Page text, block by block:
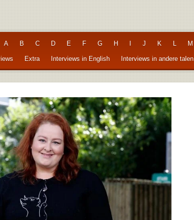
A B C D E F G H J K L M
Extra Interviews in English Interviews in andere talen